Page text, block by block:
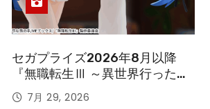
セガプライズ2026年8月以降
『無職転生Ⅲ ～異世界行ったら
本気だす～』から「ロキシー」
のフィギュアが登場！
7月 29, 2026